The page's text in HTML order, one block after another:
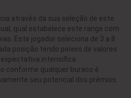
através da sua seleção de este
qual estabelece este range com
Este jogador seleciona de 3 a 8
posição tendo peixes de valores
intensifica
conforme qualquer buraco é
seu potencial dos prêmios